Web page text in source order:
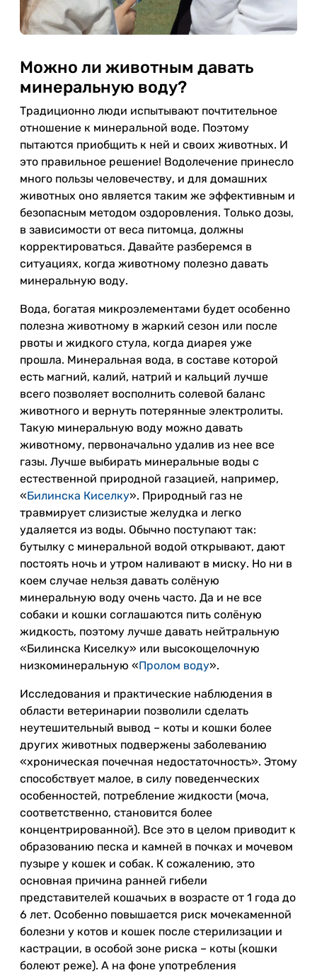
Можно ли животным давать
минеральную воду?
Традиционно люди испытывают почтительное
отношение к минеральной воде. Поэтому
пытаются приобщить к ней и своих животных. И
это правильное решение! Водолечение принесло
много пользы человечеству, и для домашних
животных оно является таким же эффективным и
безопасным методом оздоровления. Только дозы,
в зависимости от веса питомца, должны
корректироваться. Давайте разберемся в
ситуациях, когда животному полезно давать
минеральную воду.
Вода, богатая микроэлементами будет особенно
полезна животному в жаркий сезон или после
рвоты и жидкого стула, когда диарея уже
прошла. Минеральная вода, в составе которой
есть магний, калий, натрий и кальций лучше
всего позволяет восполнить солевой баланс
животного и вернуть потерянные электролиты.
Такую минеральную воду можно давать
животному, первоначально удалив из нее все
газы. Лучше выбирать минеральные воды с
естественной природной газацией, например,
«Билинска Киселку». Природный газ не
травмирует слизистые желудка и легко
удаляется из воды. Обычно поступают так:
бутылку с минеральной водой открывают, дают
постоять ночь и утром наливают в миску. Но ни в
коем случае нельзя давать солёную
минеральную воду очень часто. Да и не все
собаки и кошки соглашаются пить солёную
жидкость, поэтому лучше давать нейтральную
«Билинска Киселку» или высокощелочную
низкоминеральную «Пролом воду».
Исследования и практические наблюдения в
области ветеринарии позволили сделать
неутешительный вывод – коты и кошки более
других животных подвержены заболеванию
«хроническая почечная недостаточность». Этому
способствует малое, в силу поведенческих
особенностей, потребление жидкости (моча,
соответственно, становится более
концентрированной). Все это в целом приводит к
образованию песка и камней в почках и мочевом
пузыре у кошек и собак. К сожалению, это
основная причина ранней гибели
представителей кошачьих в возрасте от 1 года до
6 лет. Особенно повышается риск мочекаменной
болезни у котов и кошек после стерилизации и
кастрации, в особой зоне риска – коты (кошки
болеют реже). А на фоне употребления